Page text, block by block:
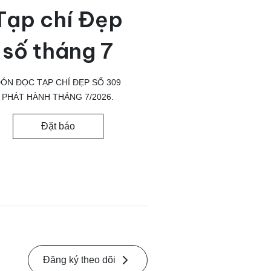
chí Đẹp
số tháng 7
ĐỌC TẠP CHÍ ĐẸP SỐ 309
PHÁT HÀNH THÁNG 7/2026.
Đặt báo
Đăng ký theo dõi